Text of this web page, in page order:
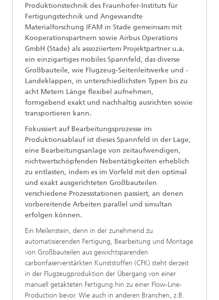
Produktionstechnik des Fraunhofer-Instituts für
Fertigungstechnik und Angewandte
Materialforschung IFAM in Stade gemeinsam mit
Kooperationspartnern sowie Airbus Operations
GmbH (Stade) als assoziiertem Projektpartner u.a.
ein einzigartiges mobiles Spannfeld, das diverse
Großbauteile, wie Flugzeug-Seitenleitwerke und -
Landeklappen, in unterschiedlichsten Typen bis zu
acht Metern Länge flexibel aufnehmen,
formgebend exakt und nachhaltig ausrichten sowie
transportieren kann.
Fokussiert auf Bearbeitungsprozesse im
Produktionsablauf ist dieses Spannfeld in der Lage,
eine Bearbeitungsanlage von zeitaufwendigen,
nichtwertschöpfenden Nebentätigkeiten erheblich
zu entlasten, indem es im Vorfeld mit den optimal
und exakt ausgerichteten Großbauteilen
verschiedene Prozessstationen passiert, an denen
vorbereitende Arbeiten parallel und simultan
erfolgen können.
Ein Meilenstein, denn in der zunehmend zu
automatisierenden Fertigung, Bearbeitung und Montage
von Großbauteilen aus gewichtsparenden
carbonfaserverstärkten Kunststoffen (CFK) steht derzeit
in der Flugzeugproduktion der Übergang von einer
manuell getakteten Fertigung hin zu einer Flow-Line-
Production bevor. Wie auch in anderen Branchen, z.B.